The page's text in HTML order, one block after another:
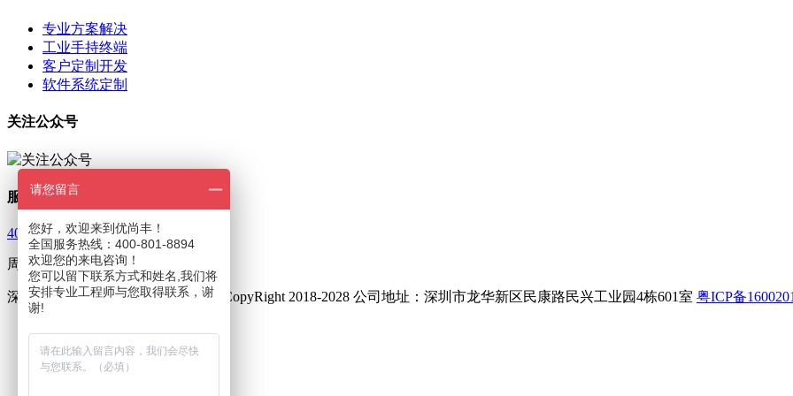
专业方案解决
工业手持终端
客户定制开发
软件系统定制
关注公众号
服务热线
400-801-8894
周一至周五 9：00—18：00
深圳市优尚丰通讯设备有限公司 © CopyRight 2018-2028 公司地址：深圳市龙华新区民康路民兴工业园4栋601室 粤ICP备
三防手机
三防对讲手机
请您留言
您好，欢迎来到优尚丰！
全国服务热线：400-801-8894
欢迎您的来电咨询！
您可以留下联系方式和姓名,我们将
安排专业工程师与您取得联系，谢
谢!